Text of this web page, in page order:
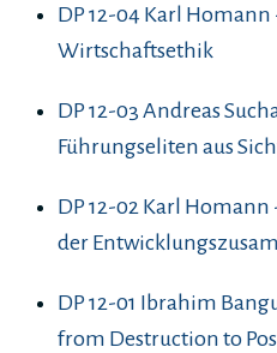
DP 12-04 Karl
Wirtschaftsethik
DP 12-03 Andreas
Führungseliten aus
DP 12-02 Karl
der
DP 12-01 Ibrahim
from Destruction to